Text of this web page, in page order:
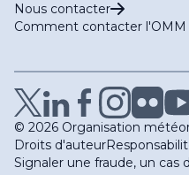
Nous contacter
Comment contacter l'OMM
© 2026 Organisation
Droits d'auteur
Signaler une fraude, un cas